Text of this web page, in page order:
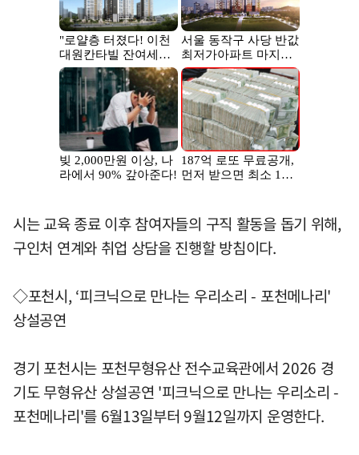
시는 교육 종료 이후 참여자들의 구직 활동을 돕기 위해,
구인처 연계와 취업 상담을 진행할 방침이다.
◇포천시, ‘피크닉으로 만나는 우리소리 - 포천메나리'
상설공연
경기 포천시는 포천무형유산 전수교육관에서 2026 경
기도 무형유산 상설공연 '피크닉으로 만나는 우리소리 -
포천메나리'를 6월13일부터 9월12일까지 운영한다.